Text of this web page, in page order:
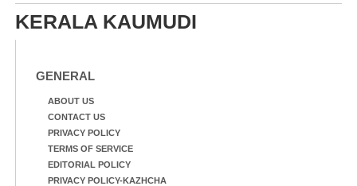
KERALA KAUMUDI
GENERAL
ABOUT US
CONTACT US
PRIVACY POLICY
TERMS OF SERVICE
EDITORIAL POLICY
PRIVACY POLICY-KAZHCHA